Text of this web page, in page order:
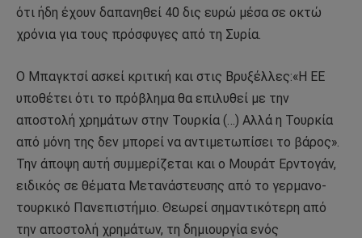
ότι ήδη έχουν δαπανηθεί 40 δις ευρώ μέσα σε οκτώ
χρόνια για τους πρόσφυγες από τη Συρία.
Ο Μπαγκτσί ασκεί κριτική και στις Βρυξέλλες:«Η ΕΕ
υποθέτει ότι το πρόβλημα θα επιλυθεί με την
αποστολή χρημάτων στην Τουρκία (…) Αλλά η Τουρκία
από μόνη της δεν μπορεί να αντιμετωπίσει το βάρος».
Την άποψη αυτή συμμερίζεται και ο Μουράτ Ερντογάν,
ειδικός σε θέματα Μετανάστευσης από το γερμανο-
τουρκικό Πανεπιστήμιο. Θεωρεί σημαντικότερη από
την αποστολή χρημάτων, τη δημιουργία ενός